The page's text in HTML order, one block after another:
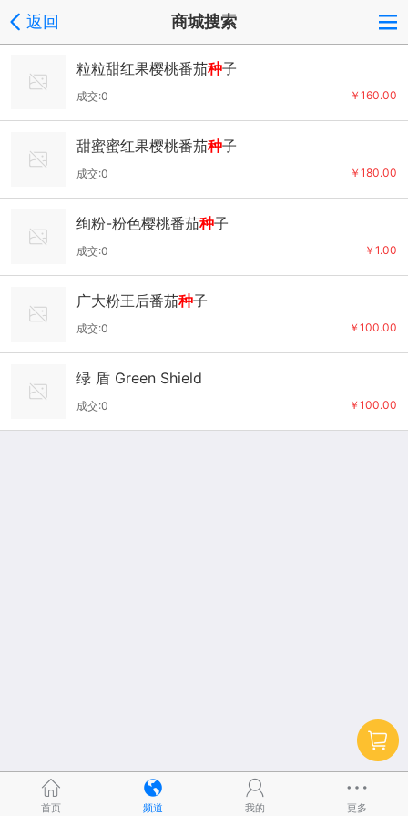
返回 商城搜索
粒粒甜红果樱桃番茄种子
￥160.00
成交:0
甜蜜蜜红果樱桃番茄种子
￥180.00
成交:0
绚粉-粉色樱桃番茄种子
￥1.00
成交:0
广大粉王后番茄种子
￥100.00
成交:0
绿 盾 Green Shield
￥100.00
成交:0
首页 频道 我的 更多